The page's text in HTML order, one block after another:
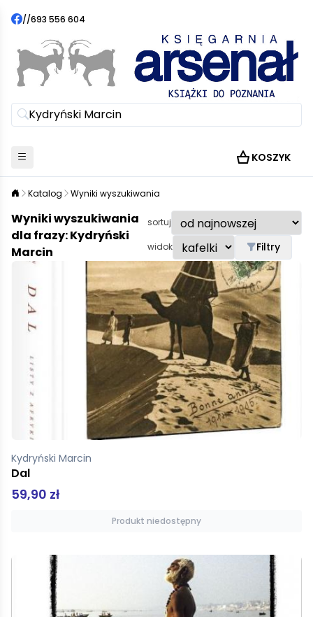
//693 556 604
KOSZYK
Katalog Wyniki wyszukiwania
Wyniki wyszukiwania
dla frazy: Kydryński
Marcin
sortuj
widok Filtry
Kydryński Marcin
Dal
59,90 zł
Produkt niedostępny